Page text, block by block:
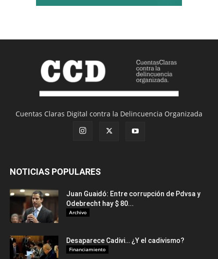
Cuentas Claras Digital contra la Delincuencia Organizada
NOTICIAS POPULARES
Juan Guaidó: Entre corrupción de Pdvsa y
Odebrecht hay $ 80...
Archivo
Desaparece Cadivi… ¿Y el cadivismo?
Financiamiento